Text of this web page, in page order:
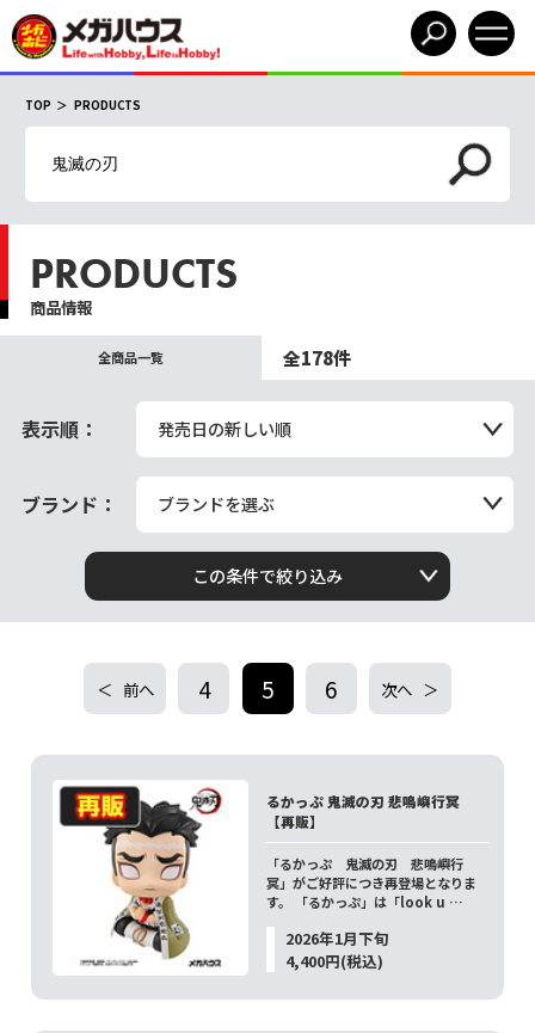
TOP PRODUCTS
PRODUCTS
商品情報
全商品一覧 全178件
表示順： 発売日の新しい順
ブランド： ブランドを選ぶ
この条件で絞り込み
前へ 4 5 6 次へ
るかっぷ 鬼滅の刃 悲鳴嶼行冥
【再販】
「るかっぷ 鬼滅の刃 悲鳴嶼行
冥」がご好評につき再登場となりま
す。 「るかっぷ」は「look u …
2026年1月下旬
4,400円(税込)